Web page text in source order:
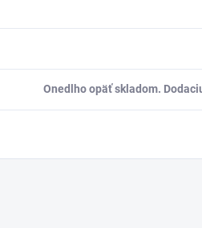
Onedlho opäť skladom.